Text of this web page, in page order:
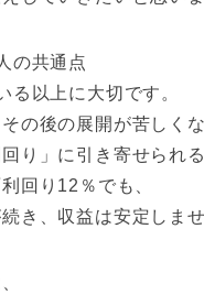
の共通点
る以上に大切です。
の後の展開が苦しくな
り」に引き寄せられる
回り12％でも、
き、収益は安定しませ